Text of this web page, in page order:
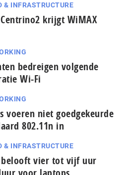
& INFRASTRUCTURE
krijgt WiMAX
bedreigen volgende
Wi-Fi
voeren niet goedgekeurde
802.11n in
& INFRASTRUCTURE
belooft vier tot vijf uur